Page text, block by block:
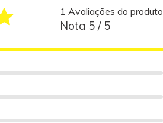
1 Avaliações do produto
Nota 5 / 5